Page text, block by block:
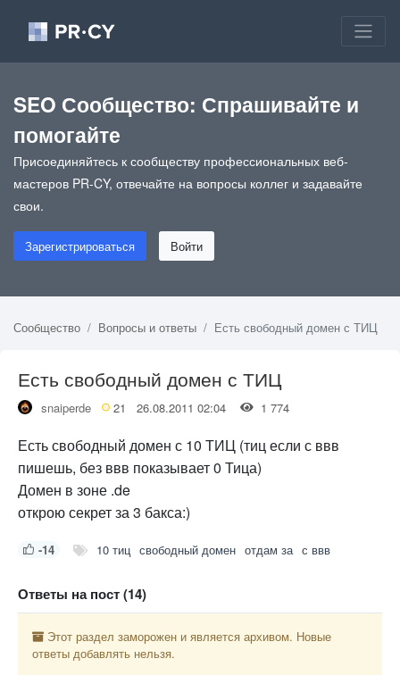
SEO Сообщество: Спрашивайте и
помогайте
Присоединяйтесь к сообществу профессиональных веб-
мастеров PR-CY, отвечайте на вопросы коллег и задавайте
свои.
Зарегистрироваться Войти
Сообщество Вопросы и ответы Есть свободный домен с ТИЦ
Есть свободный домен с ТИЦ
snaiperde 21 26.08.2011 02:04 1 774
Есть свободный домен с 10 ТИЦ (тиц если с ввв
пишешь, без ввв показывает 0 Тица)
Домен в зоне .de
открою секрет за 3 бакса:)
-14 10 тиц свободный домен отдам за с ввв
Ответы на пост (14)
Этот раздел заморожен и является архивом. Новые
ответы добавлять нельзя.